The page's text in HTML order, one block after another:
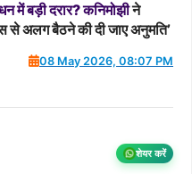
मेंबड़ीदरार?कनिमोझीने
से अलग बैठने की दी जाए अनुमति’
08 May 2026, 08:07 PM
शेयर करें